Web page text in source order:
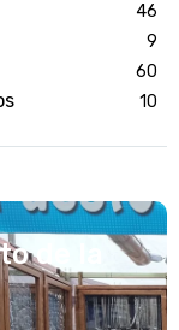
46
9
60
10
de la